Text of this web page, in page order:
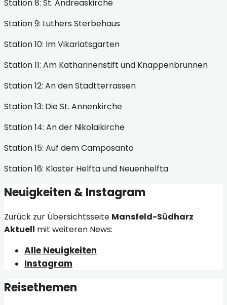
Station 8: St. Andreaskirche
Station 9: Luthers Sterbehaus
Station 10: Im Vikariatsgarten
Station 11: Am Katharinenstift und Knappenbrunnen
Station 12: An den Stadtterrassen
Station 13: Die St. Annenkirche
Station 14: An der Nikolaikirche
Station 15: Auf dem Camposanto
Station 16: Kloster Helfta und Neuenhelfta
Neuigkeiten & Instagram
Zurück zur Übersichtsseite Mansfeld-Südharz
Aktuell mit weiteren News:
Alle Neuigkeiten
Instagram
Reisethemen